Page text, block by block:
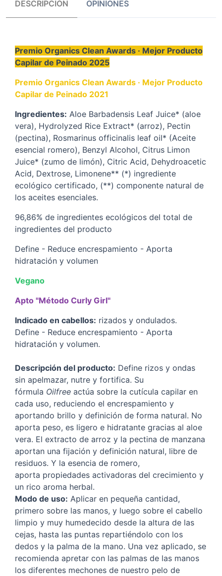
DESCRIPCIÓN OPINIONES
Premio Organics Clean Awards · Mejor Producto
Capilar de Peinado 2025
Premio Organics Clean Awards · Mejor Producto
Capilar de Peinado 2021
Ingredientes: Aloe Barbadensis Leaf Juice* (aloe
vera), Hydrolyzed Rice Extract* (arroz), Pectin
(pectina), Rosmarinus officinalis leaf oil* (Aceite
esencial romero), Benzyl Alcohol, Citrus Limon
Juice* (zumo de limón), Citric Acid, Dehydroacetic
Acid, Dextrose, Limonene** (*) ingrediente
ecológico certificado, (**) componente natural de
los aceites esenciales.
96,86% de ingredientes ecológicos del total de
ingredientes del producto
Define - Reduce encrespamiento - Aporta
hidratación y volumen
Vegano
Apto "Método Curly Girl"
Indicado en cabellos: rizados y ondulados.
Define - Reduce encrespamiento - Aporta
hidratación y volumen.
Descripción del producto: Define rizos y ondas
sin apelmazar, nutre y fortifica. Su
fórmula Oilfree actúa sobre la cutícula capilar en
cada uso, reduciendo el encrespamiento y
aportando brillo y definición de forma natural. No
aporta peso, es ligero e hidratante gracias al aloe
vera. El extracto de arroz y la pectina de manzana
aportan una fijación y definición natural, libre de
residuos. Y la esencia de romero,
aporta propiedades activadoras del crecimiento y
un rico aroma herbal.
Modo de uso: Aplicar en pequeña cantidad,
primero sobre las manos, y luego sobre el cabello
limpio y muy humedecido desde la altura de las
cejas, hasta las puntas repartiéndolo con los
dedos y la palma de la mano. Una vez aplicado, se
recomienda apretar con las palmas de las manos
los diferentes mechones de nuestro pelo de